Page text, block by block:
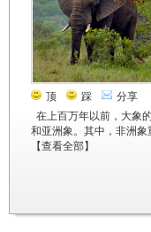
顶 踩 分享
在上百万年以前，大象
和亚洲象。其中，非洲
【查看全部】